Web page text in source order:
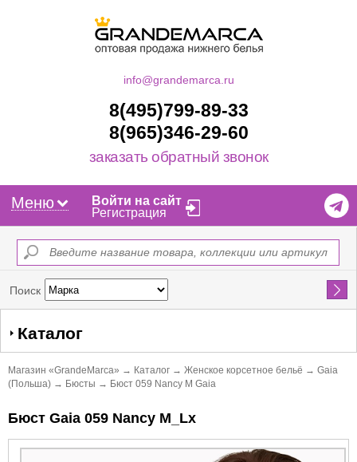
info@grandemarca.ru
8(495)799-89-33
8(965)346-29-60
заказать обратный звонок
Меню
Войти на сайт
Регистрация
Поиск Найти
Каталог
Магазин «GrandeMarca» → Каталог → Женское корсетное бельё → Gaia
(Польша) → Бюсты → Бюст 059 Nancy M Gaia
Бюст Gaia 059 Nancy M_Lx